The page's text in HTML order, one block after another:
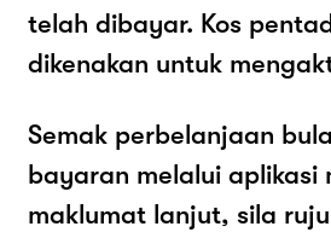
telah dibayar. Kos
dikenakan untuk
Semak perbelanjaan
bayaran melalui aplikasi
maklumat lanjut, sila